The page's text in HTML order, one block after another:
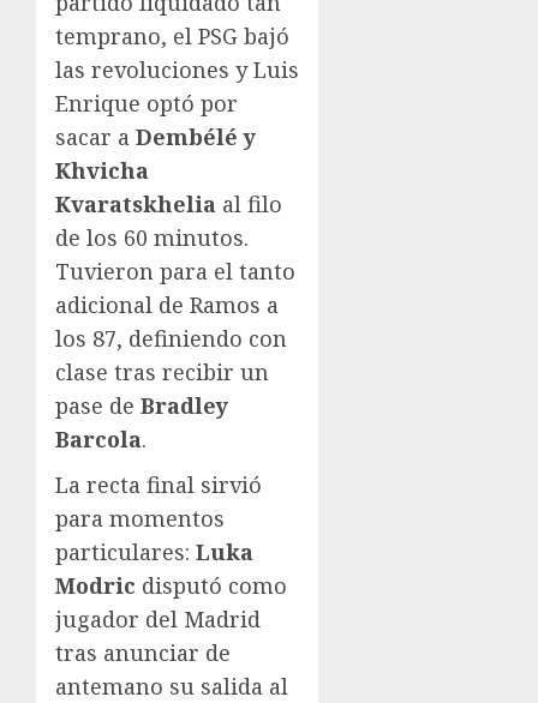
temprano, el PSG bajó
las revoluciones y Luis
Enrique optó por
sacar a Dembélé y
Khvicha
Kvaratskhelia al filo
de los 60 minutos.
Tuvieron para el tanto
adicional de Ramos a
los 87, definiendo con
clase tras recibir un
pase de Bradley
Barcola.
La recta final sirvió
para momentos
particulares: Luka
Modric disputó como
jugador del Madrid
tras anunciar de
antemano su salida al